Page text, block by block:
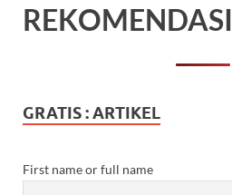
REKOMENDASI
GRATIS : ARTIKEL
First name or full name